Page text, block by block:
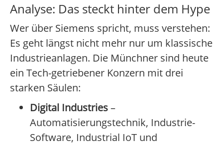
Analyse: Das steckt hinter dem Hype
Wer über Siemens spricht, muss verstehen:
Es geht längst nicht mehr nur um klassische
Industrieanlagen. Die Münchner sind heute
ein Tech-getriebener Konzern mit drei
starken Säulen:
Digital Industries–
Automatisierungstechnik, Industrie-
Software, Industrial IoT und